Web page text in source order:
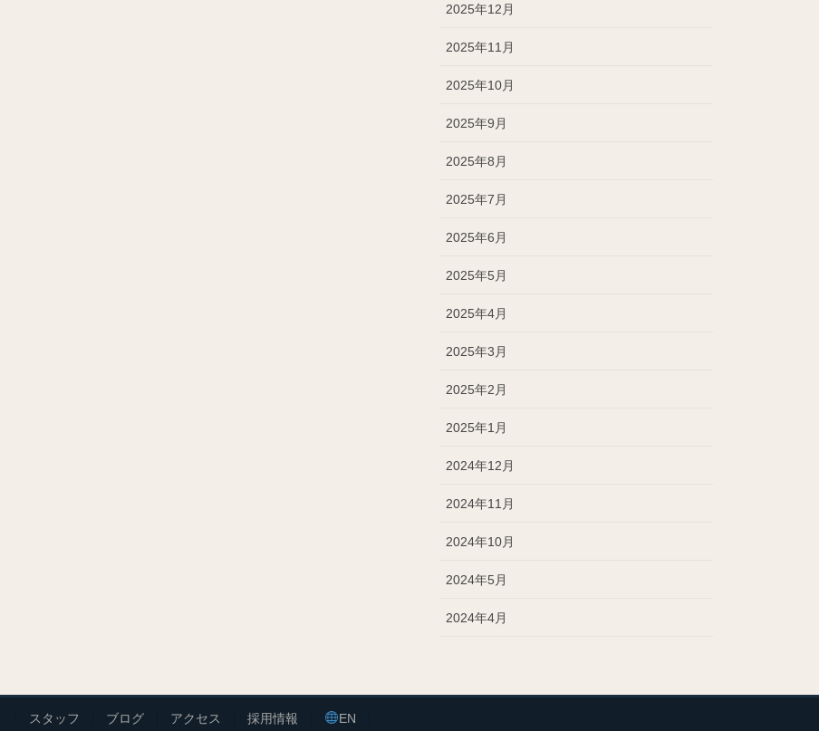
2025年12月
2025年11月
2025年10月
2025年9月
2025年8月
2025年7月
2025年6月
2025年5月
2025年4月
2025年3月
2025年2月
2025年1月
2024年12月
2024年11月
2024年10月
2024年5月
2024年4月
スタッフ ブログ アクセス 採用情報 EN